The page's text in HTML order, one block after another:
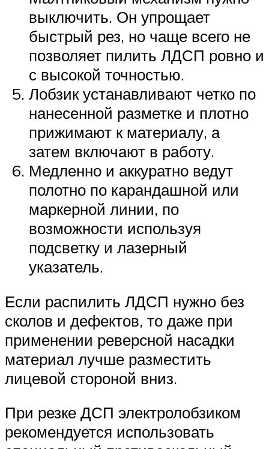
выключить. Он упрощает
быстрый рез, но чаще всего не
позволяет пилить ЛДСП ровно и
с высокой точностью.
Лобзик устанавливают четко по
нанесенной разметке и плотно
прижимают к материалу, а
затем включают в работу.
Медленно и аккуратно ведут
полотно по карандашной или
маркерной линии, по
возможности используя
подсветку и лазерный
указатель.
Если распилить ЛДСП нужно без
сколов и дефектов, то даже при
применении реверсной насадки
материал лучше разместить
лицевой стороной вниз.
При резке ДСП электролобзиком
рекомендуется использовать